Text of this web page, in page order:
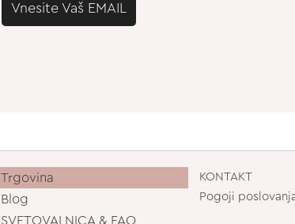
Vnesite Vaš EMAIL
Trgovina
Blog
SVETOVALNICA & FAQ
KONTAKT
Pogoji